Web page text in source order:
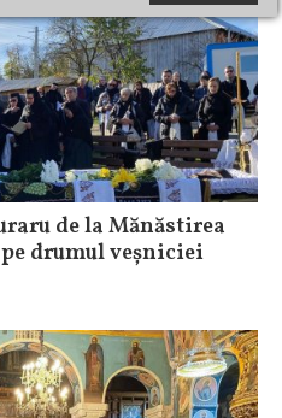
de la Mănăstirea
drumul veșniciei